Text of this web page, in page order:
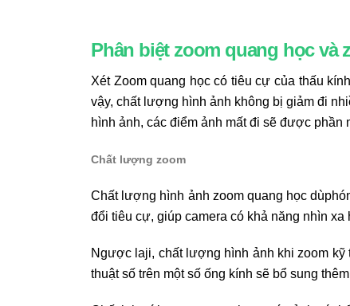
Phân biệt zoom quang học và
Xét Zoom quang học có tiêu cự của thấu
vậy, chất lượng hình ảnh không bị giảm đi
hình ảnh, các điểm ảnh mất đi sẽ được
Chất lượng zoom
Chất lượng hình ảnh zoom quang học
đổi tiêu cự, giúp camera có khả năng nhìn
Ngược laji, chất lượng hình ảnh khi zoom kỹ
thuật số trên một số ống kính sẽ bổ sung